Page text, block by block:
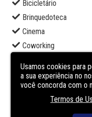
Bicicletário
Brinquedoteca
Cinema
Coworking
Espaço gourmet
Lounge
Usamos cookies para
a sua experiência no
você concorda com o
Termos de